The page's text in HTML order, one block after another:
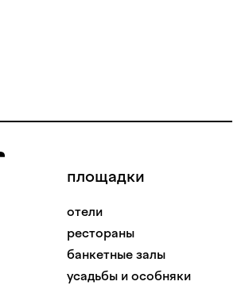
площадки
отели
рестораны
банкетные залы
усадьбы и особняки